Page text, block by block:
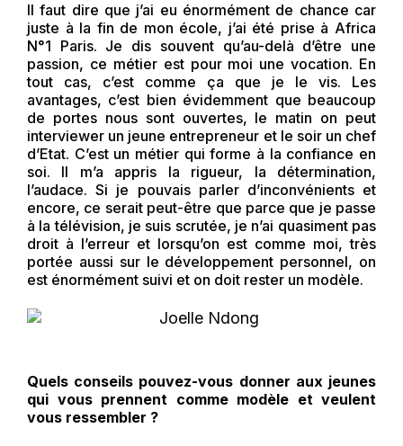
Il faut dire que j’ai eu énormément de chance car
juste à la fin de mon école, j’ai été prise à Africa
N°1 Paris. Je dis souvent qu’au-delà d’être une
passion, ce métier est pour moi une vocation. En
tout cas, c’est comme ça que je le vis. Les
avantages, c’est bien évidemment que beaucoup
de portes nous sont ouvertes, le matin on peut
interviewer un jeune entrepreneur et le soir un chef
d’Etat. C’est un métier qui forme à la confiance en
soi. Il m’a appris la rigueur, la détermination,
l’audace. Si je pouvais parler d’inconvénients et
encore, ce serait peut-être que parce que je passe
à la télévision, je suis scrutée, je n’ai quasiment pas
droit à l’erreur et lorsqu’on est comme moi, très
portée aussi sur le développement personnel, on
est énormément suivi et on doit rester un modèle.
Quels conseils pouvez-vous donner aux jeunes
qui vous prennent comme modèle et veulent
vous ressembler ?